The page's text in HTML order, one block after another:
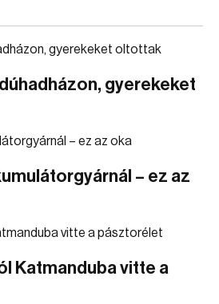
gyerekeket
– ez az
Katmanduba vitte a